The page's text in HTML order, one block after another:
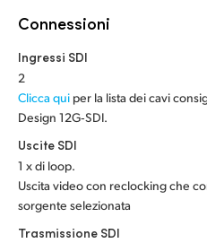
Norway
Portugal
Singapore
South Africa
Connessioni
Ingressi SDI
2
Clicca qui per la lista dei cavi
Design 12G‑SDI.
Uscite SDI
1 x di loop.
Uscita video con reclocking che
sorgente selezionata
Trasmissione SDI